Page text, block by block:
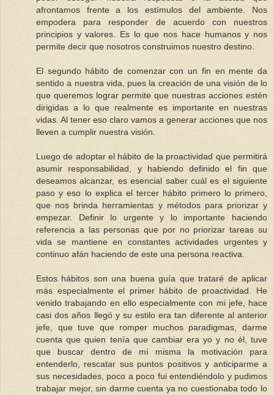
afrontamos frente a los estímulos del ambiente. Nos
empodera para responder de acuerdo con nuestros
principios y valores. Es lo que nos hace humanos y nos
permite decir que nosotros construimos nuestro destino.
El segundo hábito de comenzar con un fin en mente da
sentido a nuestra vida, pues la creación de una visión de lo
que queremos lograr permite que nuestras acciones estén
dirigidas a lo que realmente es importante en nuestras
vidas. Al tener eso claro vamos a generar acciones que nos
lleven a cumplir nuestra visión.
Luego de adoptar el hábito de la proactividad que permitirá
asumir responsabilidad, y habiendo definido el fin que
deseamos alcanzar, es esencial saber cuál es el siguiente
paso y eso lo explica el tercer hábito primero lo primero,
que nos brinda herramientas y métodos para priorizar y
empezar. Definir lo urgente y lo importante haciendo
referencia a las personas que por no priorizar tareas su
vida se mantiene en constantes actividades urgentes y
continuo afán haciendo de este una persona reactiva.
Estos hábitos son una buena guía que trataré de aplicar
más especialmente el primer hábito de proactividad. He
venido trabajando en ello especialmente con mi jefe, hace
casi dos años llegó y su estilo era tan diferente al anterior
jefe, que tuve que romper muchos paradigmas, darme
cuenta que quien tenía que cambiar era yo y no él, tuve
que buscar dentro de mí misma la motivación para
entenderlo, rescatar sus puntos positivos y anticiparme a
sus necesidades, poco a poco fui entendiéndolo y pudimos
trabajar mejor, sin darme cuenta ya no cuestionaba todo lo